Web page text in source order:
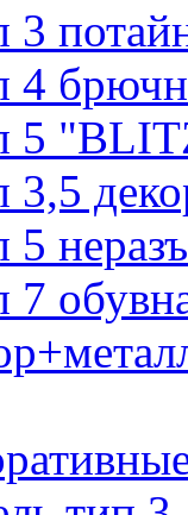
3
4
5
5
7